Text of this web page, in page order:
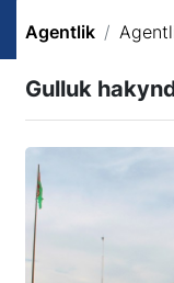
Agentlik
Gulluk